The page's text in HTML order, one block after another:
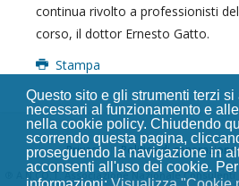
Questo sito e gli strumenti terzi
necessari al funzionamento e
nella cookie policy. Chiudendo
scorrendo questa pagina,
proseguendo la navigazione in
acconsenti all'uso dei cookie.
continua rivolto a professionisti
corso, il dottor Ernesto Gatto.
Stampa
Privacy Politica di generazione
A.N.CO.T. Associazione Nazionale